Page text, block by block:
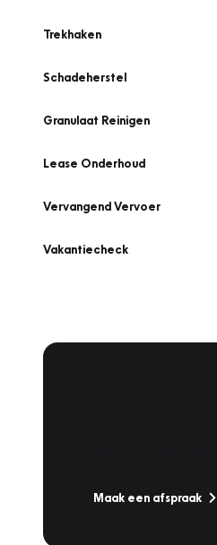
Trekhaken
Schadeherstel
Granulaat Reinigen
Lease Onderhoud
Vervangend Vervoer
Vakantiecheck
Maak een afspraak